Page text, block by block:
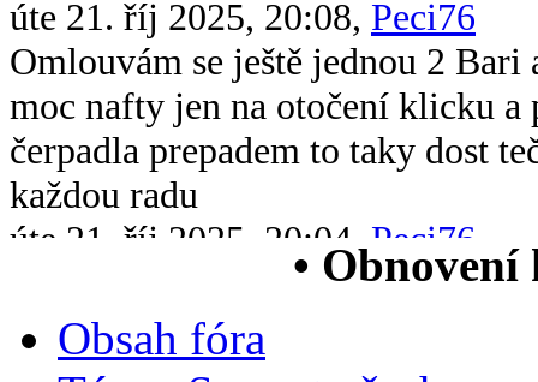
úte 21. říj 2025, 20:08, Peci76
Omlouvám se ještě jednou 2 Bari
moc nafty jen na otočení klicku a
čerpadla prepadem to taky dost
každou radu
úte 21. říj 2025, 20:04,Peci76
Dobrý večer všem chtěl bych se
xsara picasso 2.0 hdi když ji
chytne na drc nové čerpadlo v
•
Obsah fóra